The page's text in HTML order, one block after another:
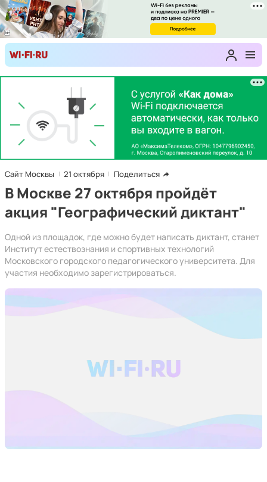
Сайт Москвы 21 октября Поделиться
В Москве 27 октября пройдёт
акция "Географический диктант"
Одной из площадок, где можно будет написать диктант, станет
Институт естествознания и спортивных технологий
Московского городского педагогического университета. Для
участия необходимо зарегистрироваться.